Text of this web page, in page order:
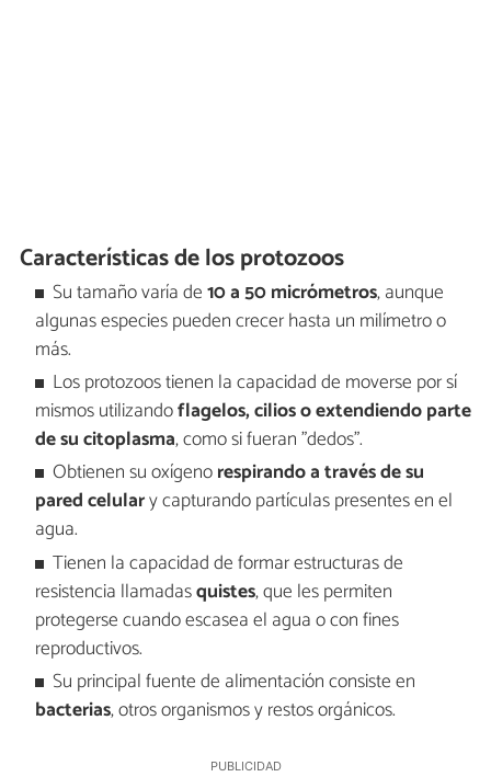
Características de los protozoos
Su tamaño varía de10 a 50 micrómetros, aunque
algunas especies pueden crecer hasta un milímetro o
más.
Los protozoos tienen la capacidad de moverse por sí
mismos utilizandoflagelos, cilios o extendiendo parte
de su citoplasma, como si fueran "dedos".
Obtienen su oxígenorespirando a través de su
pared celulary capturando partículas presentes en el
agua.
Tienen la capacidad de formar estructuras de
resistencia llamadasquistes, que les permiten
protegerse cuando escasea el agua o con fines
reproductivos.
Su principal fuente de alimentación consiste en
bacterias, otros organismos y restos orgánicos.